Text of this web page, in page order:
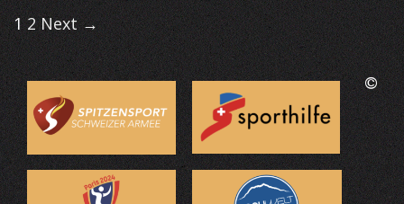
Post
navigation
1 2 Next →
©